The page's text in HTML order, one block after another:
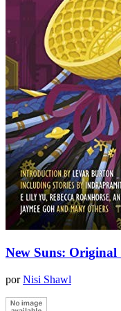
New Suns: Original
porNisi Shawl